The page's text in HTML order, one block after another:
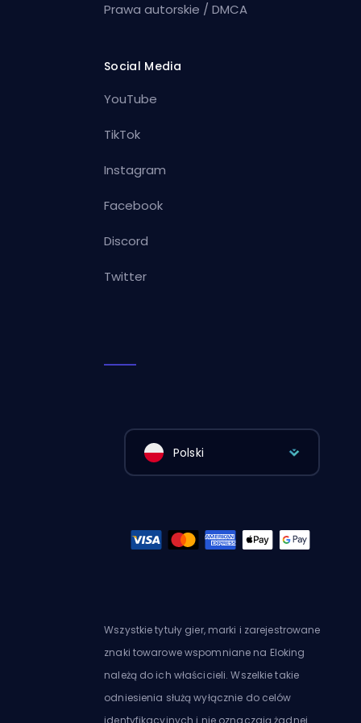
Prawa autorskie / DMCA
Social Media
YouTube
TikTok
Instagram
Facebook
Discord
Twitter
Polski
Wszystkie tytuły gier, marki i zarejestrowane
znaki towarowe wspomniane na Eloking
należą do ich właścicieli. Wszelkie takie
odniesienia służą wyłącznie do celów